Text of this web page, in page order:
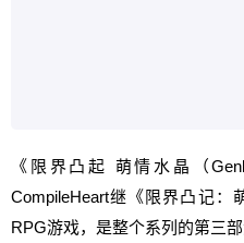
《限界凸起 萌情水晶（
CompileHeart继《限界凸记
RPG游戏，是整个系列的第三部